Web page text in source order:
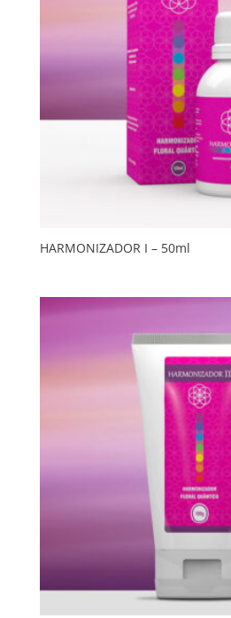
HARMONIZADOR I – 50ml